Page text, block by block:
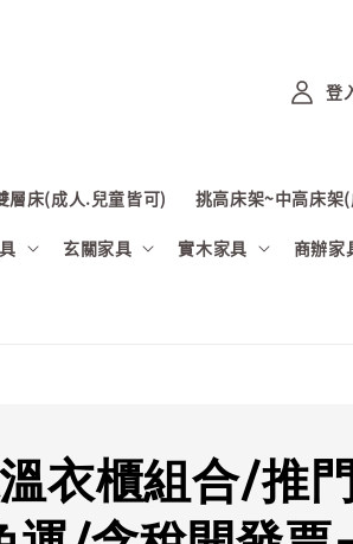
層床(成人.兒童皆可) 挑高床架~中高床架
玄關家具 實木家具 商辦家
登
衣櫃組合/推